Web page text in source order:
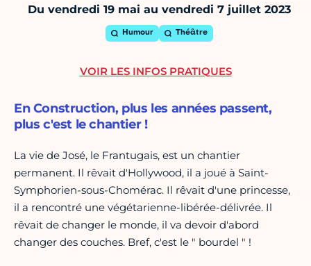
Du vendredi 19 mai au vendredi 7 juillet 2023
Humour Théâtre
En Construction, plus les années passent,
plus c'est le chantier !
La vie de José, le Frantugais, est un chantier
permanent. Il rêvait d'Hollywood, il a joué à Saint-
Symphorien-sous-Chomérac. Il rêvait d'une princesse,
il a rencontré une végétarienne-libérée-délivrée. Il
rêvait de changer le monde, il va devoir d'abord
changer des couches. Bref, c'est le " bourdel " !
VOIR LES INFOS PRATIQUES